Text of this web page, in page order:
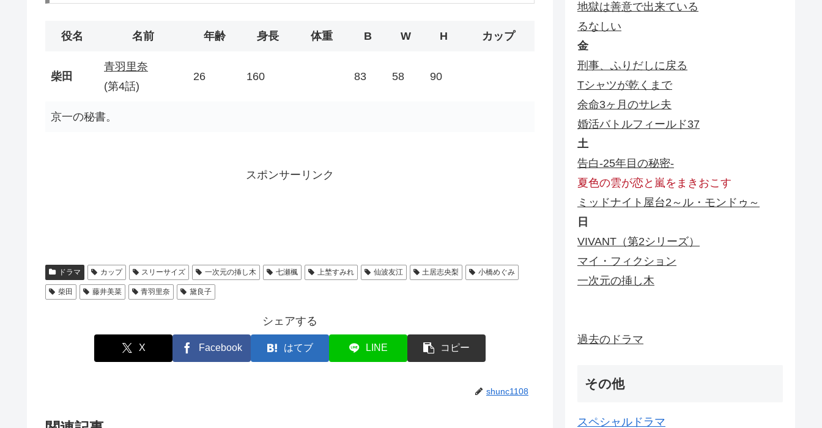
役名 名前 年齢 身長 体重 B W H カップ
柴田
青羽里奈
(第4話)
26 160 83 58 90
京一の秘書。
スポンサーリンク
ドラマ カップ スリーサイズ 一次元の挿し木 七瀬楓 上埜すみれ 仙波友江 土居志央梨 小橋めぐみ
柴田 藤井美菜 青羽里奈 黛良子
シェアする
X Facebook はてブ LINE コピー
shunc1108
地獄は善意で出来ている
るなしい
金
刑事、ふりだしに戻る
Tシャツが乾くまで
余命3ヶ月のサレ夫
婚活バトルフィールド37
土
告白-25年目の秘密-
夏色の雲が恋と嵐をまきおこす
ミッドナイト屋台2～ル・モンドゥ～
日
VIVANT（第2シリーズ）
マイ・フィクション
一次元の挿し木
過去のドラマ
その他
スペシャルドラマ